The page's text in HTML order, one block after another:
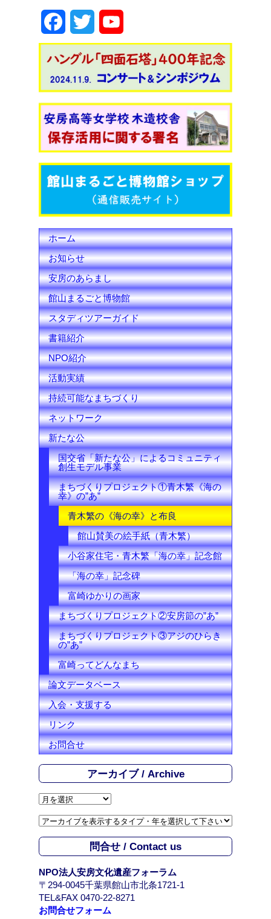
a
e
b
o
o
w
t
t
e
r
o
T
u
b
e
C
h
a
n
n
e
l
ホーム
お知らせ
安房のあらまし
館山まるごと博物館
スタディツアーガイド
書籍紹介
NPO紹介
活動実績
持続可能なまちづくり
ネットワーク
新たな公
国交省「新たな公」によるコミュニティ
創生モデル事業
まちづくりプロジェクト①青木繁《海の
幸》の”あ”
青木繁の《海の幸》と布良
館山賛美の絵手紙（青木繁）
小谷家住宅・青木繁「海の幸」記念館
「海の幸」記念碑
富崎ゆかりの画家
まちづくりプロジェクト②安房節の”あ”
まちづくりプロジェクト③アジのひらき
の”あ”
富崎ってどんなまち
論文データベース
入会・支援する
リンク
お問合せ
アーカイブ / Archive
ア
カ
イ
A
r
c
h
問合せ / Contact us
NPO法人安房文化遺産フォーラム
〒294-0045千葉県館山市北条1721-1
TEL&FAX 0470-22-8271
お問合せフォーム